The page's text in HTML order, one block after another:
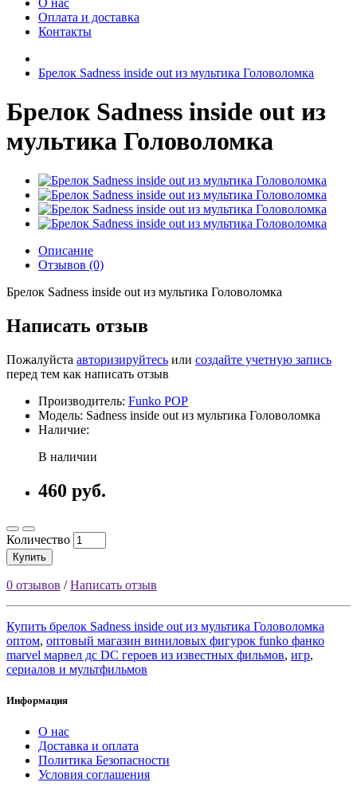
О нас
Оплата и доставка
Контакты
Брелок Sadness inside out из мультика Головоломка
Брелок Sadness inside out из
мультика Головоломка
Описание
Отзывов (0)
Брелок Sadness inside out из мультика Головоломка
Написать отзыв
Пожалуйста авторизируйтесь или создайте учетную запись
перед тем как написать отзыв
Производитель: Funko POP
Модель: Sadness inside out из мультика Головоломка
Наличие:
В наличии
460 руб.
Количество
Купить
0 отзывов /Написать отзыв
Купить брелок Sadness inside out из мультика Головоломка
оптом, оптовый магазин виниловых фигурок funko фанко
marvel марвел дс DC героев из известных фильмов, игр,
сериалов и мультфильмов
Информация
О нас
Доставка и оплата
Политика Безопасности
Условия соглашения